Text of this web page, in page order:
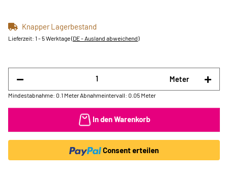
Knapper Lagerbestand
Lieferzeit: 1 - 5 Werktage(DE - Ausland abweichend)
Meter
Mindestabnahme: 0.1 Meter Abnahmeintervall: 0.05 Meter
In den Warenkorb
Consent erteilen